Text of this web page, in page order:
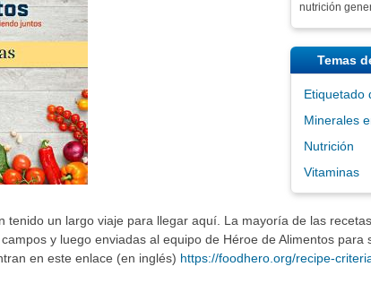
nutrición
Temas
Etiquetado
Minerales
Nutrición
Vitaminas
tenido un largo viaje para llegar aquí. La mayoría de las
y luego enviadas al equipo de Héroe de Alimentos para
en este enlace (en inglés) https://foodhero.org/recipe-